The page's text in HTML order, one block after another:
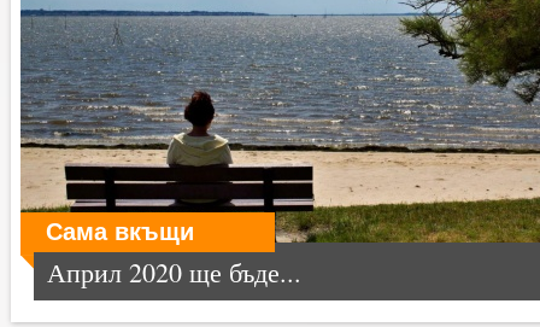
Сама вкъщи
Април 2020 ще бъде...